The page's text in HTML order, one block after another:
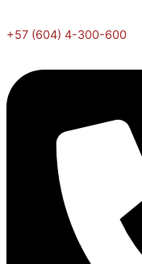
+57 (604) 4-300-600